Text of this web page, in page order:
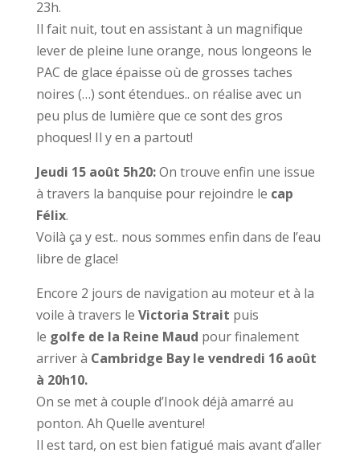
23h.
Il fait nuit, tout en assistant à un magnifique
lever de pleine lune orange, nous longeons le
PAC de glace épaisse où de grosses taches
noires (…) sont étendues.. on réalise avec un
peu plus de lumière que ce sont des gros
phoques! Il y en a partout!
Jeudi 15 août 5h20:On trouve enfin une issue
à travers la banquise pour rejoindre le cap
Félix.
Voilà ça y est.. nous sommes enfin dans de l’eau
libre de glace!
Encore 2 jours de navigation au moteur et à la
voile à travers le Victoria Strait puis
le golfe de la Reine Maud pour finalement
arriver à Cambridge Bay le vendredi 16 août
à 20h10.
On se met à couple d’Inook déjà amarré au
ponton. Ah Quelle aventure!
Il est tard, on est bien fatigué mais avant d’aller